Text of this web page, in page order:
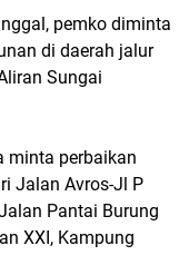
pemko diminta
di daerah jalur
Sungai
minta perbaikan
Jalan Avros-Jl P
Pantai Burung
XXI, Kampung